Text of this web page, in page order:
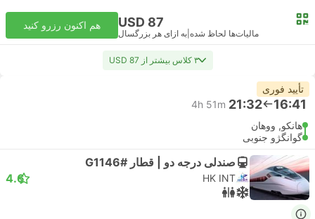
USD 87
مالیات‌ها لحاظ شده به ازای هر بزرگسال
هم اکنون رزرو کنید
۳ کلاس بیشتر از USD 87
تأیید فوری
16:41
21:32
4h 51m
هانکو, ووهان
گوانگژو جنوبی
صندلی درجه دو | قطار #G1146
HK INT
4.6